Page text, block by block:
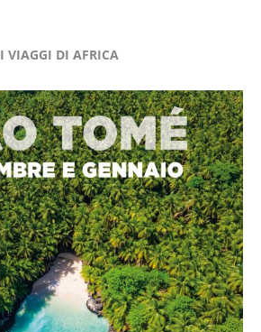
I VIAGGI DI AFRICA